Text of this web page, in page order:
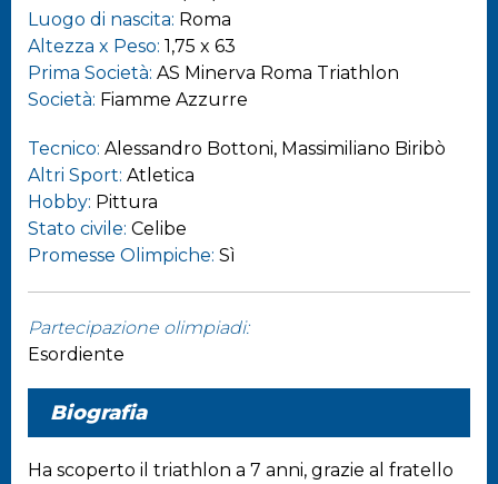
Luogo di nascita: Roma
Altezza x Peso: 1,75 x 63
Prima Società: AS Minerva Roma Triathlon
Società: Fiamme Azzurre
Tecnico: Alessandro Bottoni, Massimiliano Biribò
Altri Sport: Atletica
Hobby: Pittura
Stato civile: Celibe
Promesse Olimpiche: Sì
Partecipazione olimpiadi:
Esordiente
Biografia
Ha scoperto il triathlon a 7 anni, grazie al fratello